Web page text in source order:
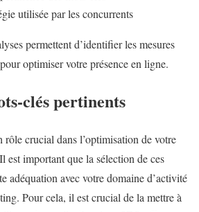
utilisée par les concurrents
permettent d’identifier les mesures
optimiser votre présence en ligne.
clés pertinents
rôle crucial dans l’optimisation de votre
est important que la sélection de ces
adéquation avec votre domaine d’activité
Pour cela, il est crucial de la mettre à